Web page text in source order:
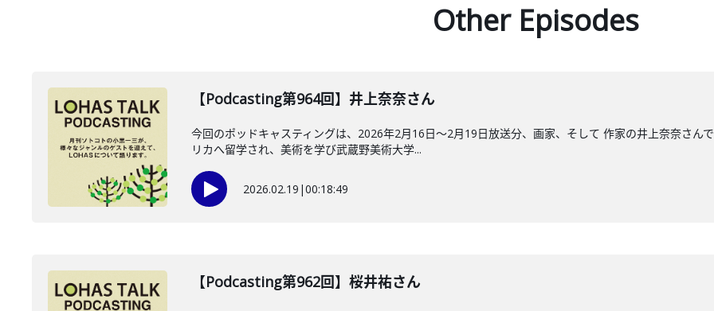
Other Episodes
【Podcasting第964回】井上奈奈さん
今回のポッドキャスティングは、2026年2月16日〜2月19日放送分、画家、そして 作家の井上奈奈さん
リカへ留学され、美術を学び武蔵野美術大学...
2026.02.19 |00:18:49
【Podcasting第962回】桜井祐さん